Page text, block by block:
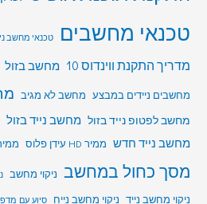
טכנאי מחשבים טכנאי מחשב
מדריך התקנת ווינדוס 10 מחשב בזול
מחשבים ניידים במבצע מחשב לא מגיב
מחשב לפטופ נייד בזול מחשב נייד בזול
מחשב נייד חדש ממיר HD עידן פלוס
מסך כחול במחשב ניקוי מחשב
ניקוי מחשב נייד ניקוי מחשב נייח סיוע עם